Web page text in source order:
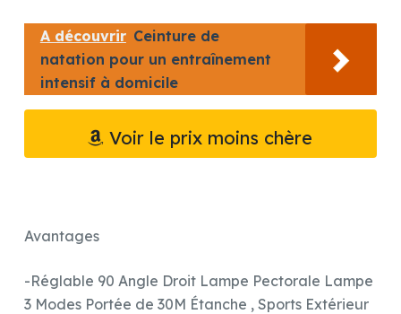
A découvrir Ceinture de
natation pour un entraînement
intensif à domicile
Voir le prix moins chère
Avantages
-Réglable 90 Angle Droit Lampe Pectorale Lampe
3 Modes Portée de 30M Étanche , Sports Extérieur